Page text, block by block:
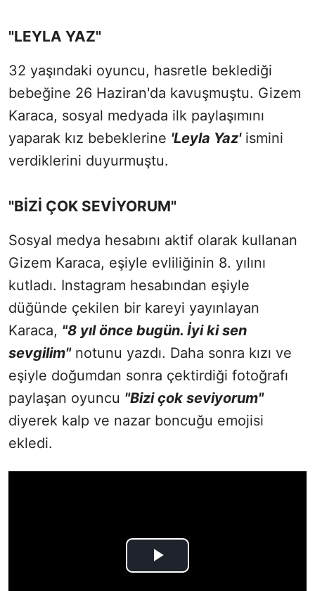
"LEYLA YAZ"
32 yaşındaki oyuncu, hasretle beklediği
bebeğine 26 Haziran'da kavuşmuştu. Gizem
Karaca, sosyal medyada ilk paylaşımını
yaparak kız bebeklerine 'Leyla Yaz'ismini
verdiklerini duyurmuştu.
"BİZİ ÇOK SEVİYORUM"
Sosyal medya hesabını aktif olarak kullanan
Gizem Karaca, eşiyle evliliğinin 8. yılını
kutladı. Instagram hesabından eşiyle
düğünde çekilen bir kareyi yayınlayan
Karaca, "8 yıl önce bugün. İyi ki sen
sevgilim"notunu yazdı. Daha sonra kızı ve
eşiyle doğumdan sonra çektirdiği fotoğrafı
paylaşan oyuncu "Bizi çok seviyorum"
diyerek kalp ve nazar boncuğu emojisi
ekledi.